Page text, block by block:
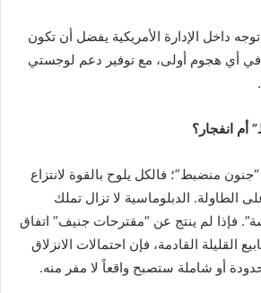
داخل الإدارة الأمريكية يفضل أن تكون
في أي هجوم أولى، مع توفير دعم لوجستي
أم انفجار؟
منضبط”؛ فالكل يلوح بالقوة لانتزاع
الطاولة. الدبلوماسية لا تزال تملك
فإذا لم ينتج عن “مقترحات جنيف” اتفاق
القليلة القادمة، فإن احتمالات الانزلاق
أو شاملة ستصبح واقعاً لا مفر منه.